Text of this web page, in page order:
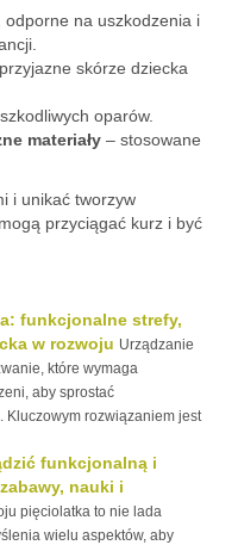
odporne na uszkodzenia i
skórze dziecka
oparów.
materiały – stosowane
i unikać tworzyw
przyciągać kurz i być
funkcjonalne strefy,
w rozwoju Urządzanie
które wymaga
aby sprostać
Kluczowym rozwiązaniem jest
funkcjonalną i
nauki i
pięciolatka to nie lada
wielu aspektów, aby